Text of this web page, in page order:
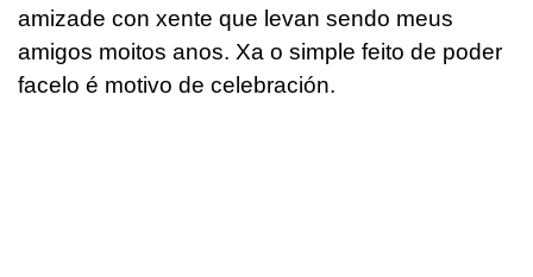
amizade con xente que levan sendo meus
amigos moitos anos. Xa o simple feito de poder
facelo é motivo de celebración.